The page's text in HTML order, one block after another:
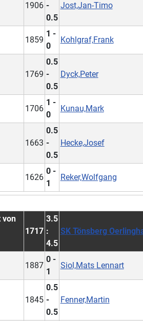
1906 -
0.5
Jost,Jan-Timo
1859
1 -
0
Kohlgraf,Frank
1769
0.5
-
0.5
Dyck,Peter
1706
1 -
0
Kunau,Mark
1663
0.5
-
0.5
Hecke,Josef
1626
0 -
1
Reker,Wolfgang
1717
3.5
:
4.5
SK Tönsberg
1887
0 -
1
Siol,Mats Lennart
1845
0.5
-
0.5
Fenner,Martin